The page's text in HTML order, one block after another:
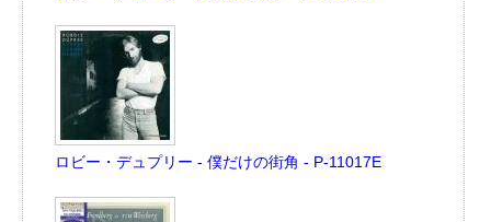
ロビー・デュプリー - 僕だけの街角 - P-11017E